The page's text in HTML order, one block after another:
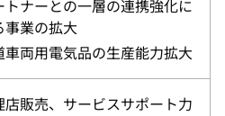
トナーとの一層の連携強化に
事業の拡大
車両用電気品の生産能力拡大
店販売、サービスサポート力